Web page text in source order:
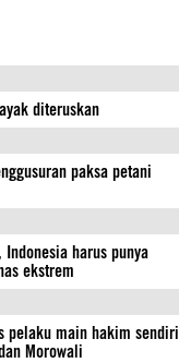
diteruskan
paksa petani
harus punya
ekstrem
pelaku main hakim sendiri
Morowali